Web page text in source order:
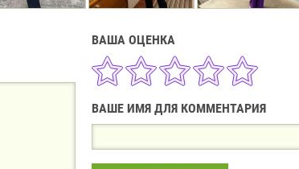
ВАША ОЦЕНКА
ВАШЕ ИМЯ ДЛЯ КОММЕНТАРИЯ